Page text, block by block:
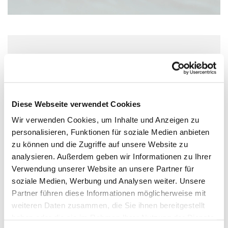
Diese Webseite verwendet Cookies
Wir verwenden Cookies, um Inhalte und Anzeigen zu
personalisieren, Funktionen für soziale Medien anbieten
zu können und die Zugriffe auf unsere Website zu
analysieren. Außerdem geben wir Informationen zu Ihrer
Verwendung unserer Website an unsere Partner für
soziale Medien, Werbung und Analysen weiter. Unsere
Partner führen diese Informationen möglicherweise mit
weiteren Daten zusammen, die Sie ihnen bereitgestellt
Freitag, 3. September 2027, 15:30 Uhr
13-15, 55118 Mainz